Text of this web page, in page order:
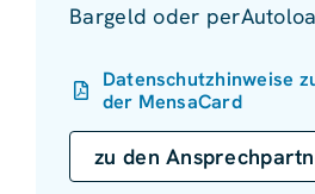
Bargeld oder
Datenschutzhinweise
der MensaCard
zu den